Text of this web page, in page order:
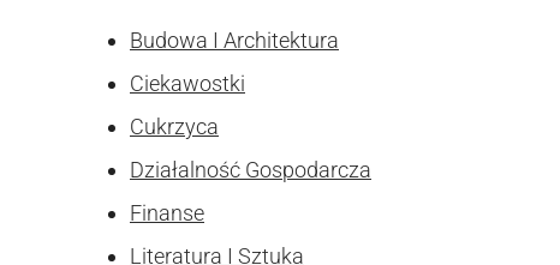
Budowa I Architektura
Ciekawostki
Cukrzyca
Działalność Gospodarcza
Finanse
Literatura I Sztuka